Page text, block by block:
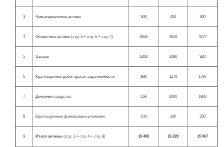
3 Нематериальные активы 500 450 300
4 Оборотные активы (стр. 5 + стр. 6 + стр. 7) 2650 4650 4577
5 Запасы 1200 1480 920
6 Краткосрочная дебиторская задолженность 800 1170 1797
7 Денежные средства 650 2000 1860
8 Краткосрочные финансовые вложения 150 100 250
9 Итого активы (стр. 1 + стр. 4 + стр. 8) 15 400 16 220 15 067